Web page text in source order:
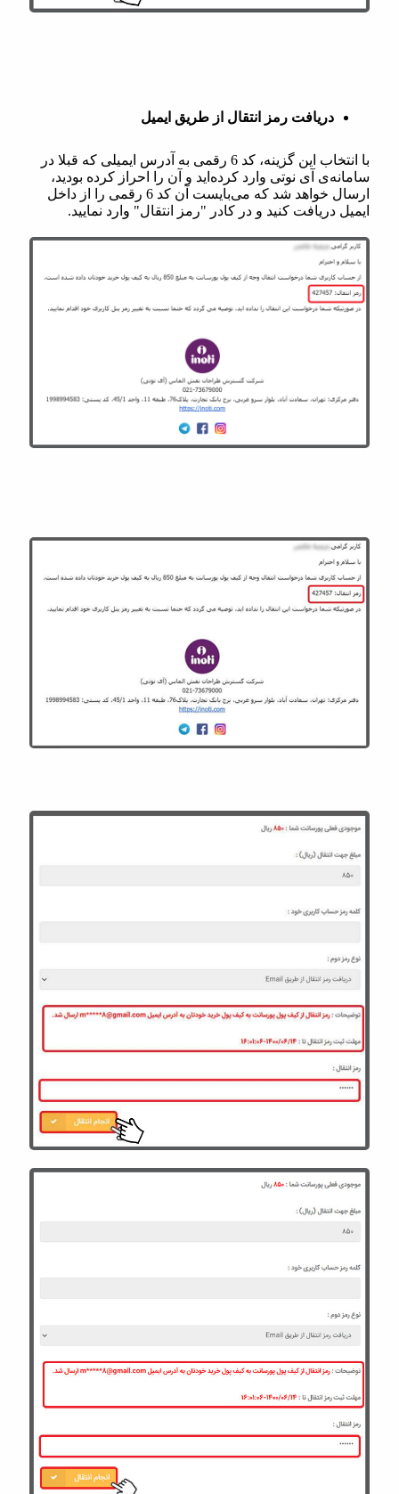
دریافت رمز انتقال از طریق ایمیل
با انتخاب این گزینه، کد 6 رقمی به آدرس ایمیلی که قبلا در
سامانه‌ی آی نوتی وارد کرده‌اید و آن را احراز کرده بودید،
ارسال خواهد شد که می‌بایست آن کد 6 رقمی را از داخل
ایمیل دریافت کنید و در کادر "رمز انتقال" وارد نمایید.